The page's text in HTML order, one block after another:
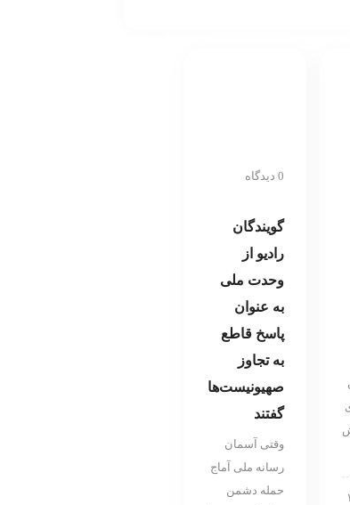
0 دیدگاه
گویندگان
رادیو از
وحدت ملی
به عنوان
پاسخ قاطع
به تجاوز
صهیونیست‌ها
گفتند
وقتی آسمان
رسانه ملی آماج
حمله دشمن